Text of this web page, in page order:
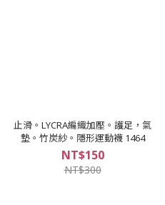
止滑。LYCRA編織加壓。護足，氣
墊。竹炭紗。隱形運動襪 1464
NT$150
NT$300